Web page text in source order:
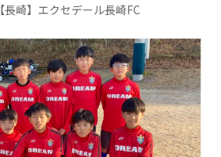
【長崎】エクセデール長崎FC